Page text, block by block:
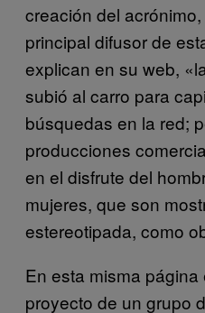
creación del
principal difusor de
explican en su web,
subió al carro para
búsquedas en la red;
producciones
en el disfrute del
mujeres, que son
estereotipada, como
En esta misma
proyecto de un grupo